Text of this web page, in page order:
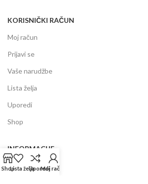
KORISNIČKI RAČUN
Moj račun
Prijavi se
Vaše narudžbe
Lista želja
Uporedi
Shop
INFORMACIJE
Prodajni centar
ShopLista željaUporediMoj račun